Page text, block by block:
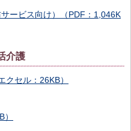
ービス向け）（PDF：1,046K
介護
クセル：26KB）